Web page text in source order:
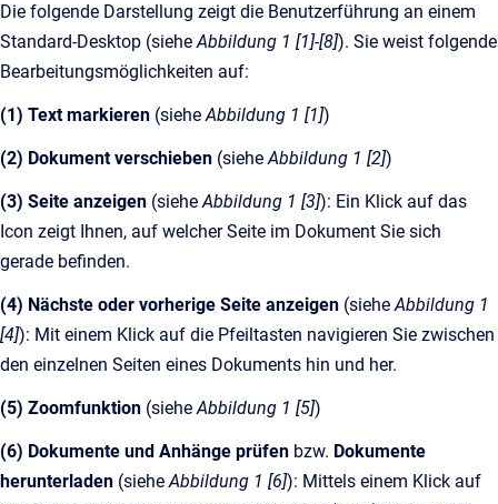
Die folgende Darstellung zeigt die Benutzerführung an einem
Standard-Desktop (sieheAbbildung 1 [1]-[8]). Sie weist folgende
Bearbeitungsmöglichkeiten auf:
(1) Text markieren (sieheAbbildung 1 [1])
(2) Dokument verschieben (sieheAbbildung 1 [2])
(3) Seite anzeigen (sieheAbbildung 1 [3]): Ein Klick auf das
Icon zeigt Ihnen, auf welcher Seite im Dokument Sie sich
gerade befinden.
(4) Nächste oder vorherige Seite anzeigen (sieheAbbildung 1
[4]): Mit einem Klick auf die Pfeiltasten navigieren Sie zwischen
den einzelnen Seiten eines Dokuments hin und her.
(5) Zoomfunktion (sieheAbbildung 1 [5])
(6) Dokumente und Anhänge prüfen bzw. Dokumente
herunterladen (sieheAbbildung 1 [6]): Mittels einem Klick auf